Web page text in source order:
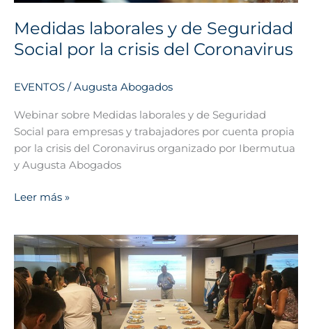
Medidas laborales y de Seguridad
Social por la crisis del Coronavirus
EVENTOS /Augusta Abogados
Webinar sobre Medidas laborales y de Seguridad
Social para empresas y trabajadores por cuenta propia
por la crisis del Coronavirus organizado por Ibermutua
y Augusta Abogados
Coronavirus
Leer más »
AUGUSTA
ABOGADOS,
anfitrión
del
Septemberfest
2019